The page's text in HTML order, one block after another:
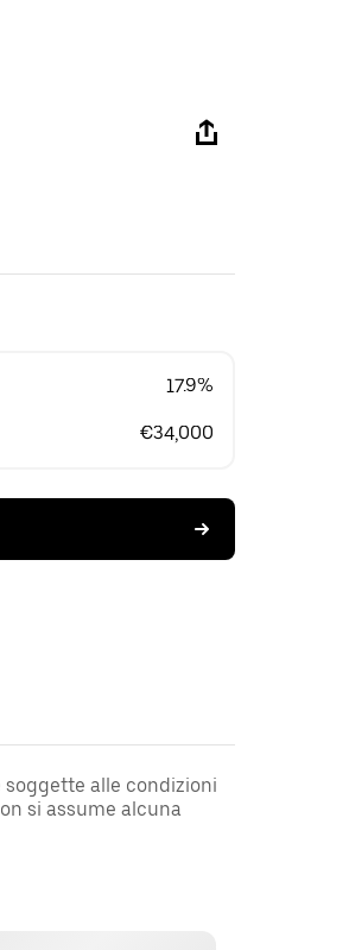
17.9%
€34,000
alle condizioni
si assume alcuna